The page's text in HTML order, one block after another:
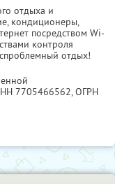
отдыха и
кондиционеры,
посредством Wi-
контроля
отдых!
7705466562, ОГРН